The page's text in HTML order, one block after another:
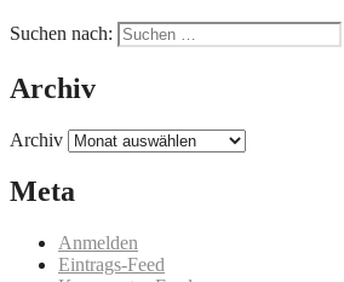
Suchen nach:
Archiv
Archiv
Meta
Anmelden
Eintrags-Feed